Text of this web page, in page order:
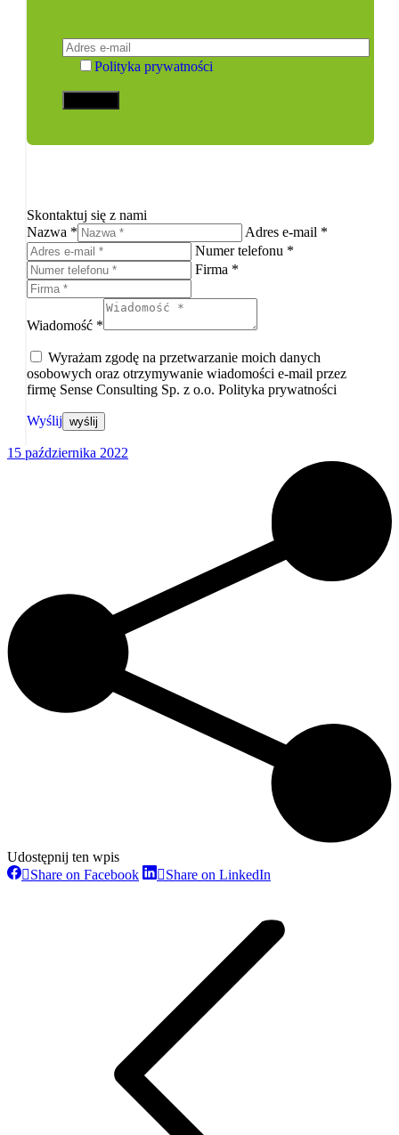
Polityka prywatności
Skontaktuj się z nami
Nazwa *
Adres e-mail *
Numer telefonu *
Firma *
Wiadomość *
Wyrażam zgodę na przetwarzanie moich danych
osobowych oraz otrzymywanie wiadomości e-mail przez
firmę Sense Consulting Sp. z o.o. Polityka prywatności
Wyślij
15 października 2022
Udostępnij ten wpis
Share on Facebook
Share on LinkedIn